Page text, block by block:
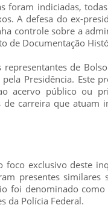
foram indiciadas,
A defesa do ex-
controle sobre a
de Documentação
representantes de
Presidência. Este
acervo público ou
carreira que atuam
foco exclusivo deste
presentes
foi denominado
da Polícia Federal.